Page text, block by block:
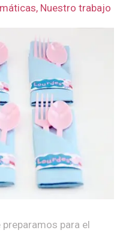
, Nuestro trabajo
preparamos para el